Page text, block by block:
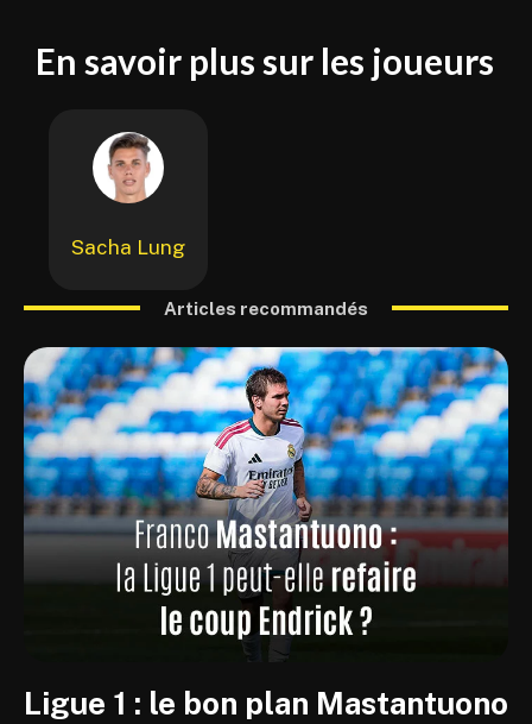
En savoir plus sur les joueurs
Sacha Lung
Articles recommandés
Ligue 1 : le bon plan Mastantuono